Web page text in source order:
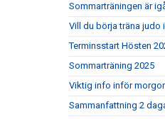
Sommarträningen är
Vill du börja träna judo
Terminsstart Hösten
Sommarträning 2025
Viktig info inför
Sammanfattning 2